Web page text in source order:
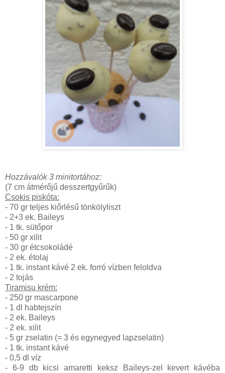
Hozzávalók 3 minitortához:
(7 cm átmérőjű desszertgyűrűk)
Csokis piskóta:
- 70 gr teljes kiőrlésű tönkölyliszt
- 2+3 ek. Baileys
- 1 tk. sütőpor
- 50 gr xilit
- 30 gr étcsokoládé
- 2 ek. étolaj
- 1 tk. instant kávé 2 ek. forró vízben feloldva
- 2 tojás
Tiramisu krém:
- 250 gr mascarpone
- 1 dl habtejszín
- 2 ek. Baileys
- 2 ek. xilit
- 5 gr zselatin (= 3 és egynegyed lapzselatin)
- 1 tk. instant kávé
- 0,5 dl víz
- 6-9 db kicsi amaretti keksz Baileys-zel kevert kávéba